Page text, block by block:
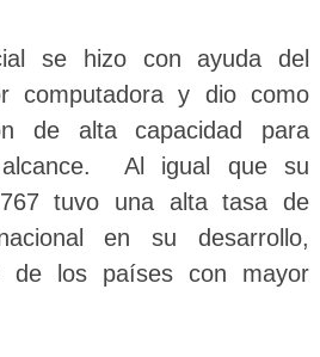
se hizo con ayuda del
computadora y dio como
de alta capacidad para
Al igual que su
tuvo una alta tasa de
en su desarrollo,
de los países con mayor